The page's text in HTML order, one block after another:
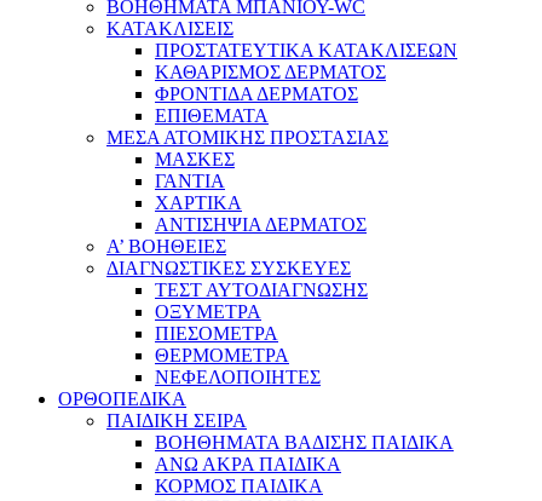
ΒΟΗΘΗΜΑΤΑ ΜΠΑΝΙΟΥ-WC
ΚΑΤΑΚΛΙΣΕΙΣ
ΠΡΟΣΤΑΤΕΥΤΙΚΑ ΚΑΤΑΚΛΙΣΕΩΝ
ΚΑΘΑΡΙΣΜΟΣ ΔΕΡΜΑΤΟΣ
ΦΡΟΝΤΙΔΑ ΔΕΡΜΑΤΟΣ
ΕΠΙΘΕΜΑΤΑ
ΜΕΣΑ ΑΤΟΜΙΚΗΣ ΠΡΟΣΤΑΣΙΑΣ
ΜΑΣΚΕΣ
ΓΑΝΤΙΑ
ΧΑΡΤΙΚΑ
ΑΝΤΙΣΗΨΙΑ ΔΕΡΜΑΤΟΣ
Α’ ΒΟΗΘΕΙΕΣ
ΔΙΑΓΝΩΣΤΙΚΕΣ ΣΥΣΚΕΥΕΣ
ΤΕΣΤ ΑΥΤΟΔΙΑΓΝΩΣΗΣ
ΟΞΥΜΕΤΡΑ
ΠΙΕΣΟΜΕΤΡΑ
ΘΕΡΜΟΜΕΤΡΑ
ΝΕΦΕΛΟΠΟΙΗΤΕΣ
ΟΡΘΟΠΕΔΙΚΑ
ΠΑΙΔΙΚΗ ΣΕΙΡΑ
ΒΟΗΘΗΜΑΤΑ ΒΑΔΙΣΗΣ ΠΑΙΔΙΚΑ
ΑΝΩ ΑΚΡΑ ΠΑΙΔΙΚΑ
ΚΟΡΜΟΣ ΠΑΙΔΙΚΑ